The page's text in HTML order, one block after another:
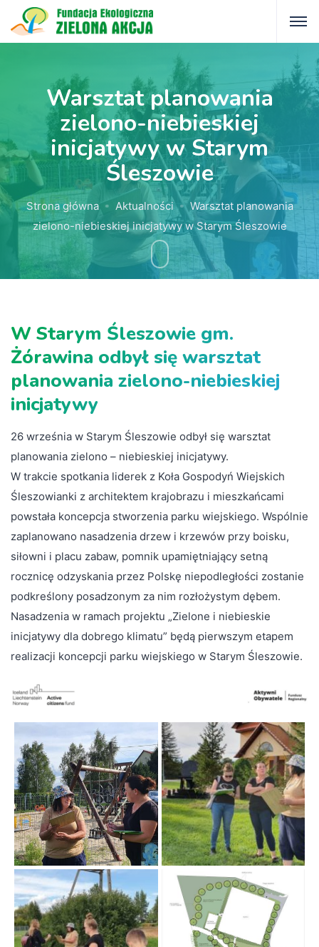
Warsztat planowania
zielono-niebieskiej
inicjatywy w Starym
Śleszowie
Strona główna Aktualności
Warsztat planowania
zielono-niebieskiej inicjatywy w Starym Śleszowie
W Starym Śleszowie gm.
Żórawina odbył się warsztat
planowania zielono-niebieskiej
inicjatywy
26 września w Starym Śleszowie odbył się warsztat
planowania zielono – niebieskiej inicjatywy.
W trakcie spotkania liderek z Koła Gospodyń Wiejskich
Śleszowianki z architektem krajobrazu i mieszkańcami
powstała koncepcja stworzenia parku wiejskiego. Wspólnie
zaplanowano nasadzenia drzew i krzewów przy boisku,
siłowni i placu zabaw, pomnik upamiętniający setną
rocznicę odzyskania przez Polskę niepodległości zostanie
podkreślony posadzonym za nim rozłożystym dębem.
Nasadzenia w ramach projektu „Zielone i niebieskie
inicjatywy dla dobrego klimatu” będą pierwszym etapem
realizacji koncepcji parku wiejskiego w Starym Śleszowie.